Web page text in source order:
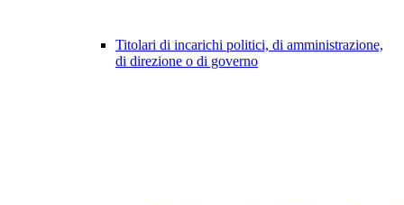
Titolari di incarichi politici, di amministrazione,
di direzione o di governo